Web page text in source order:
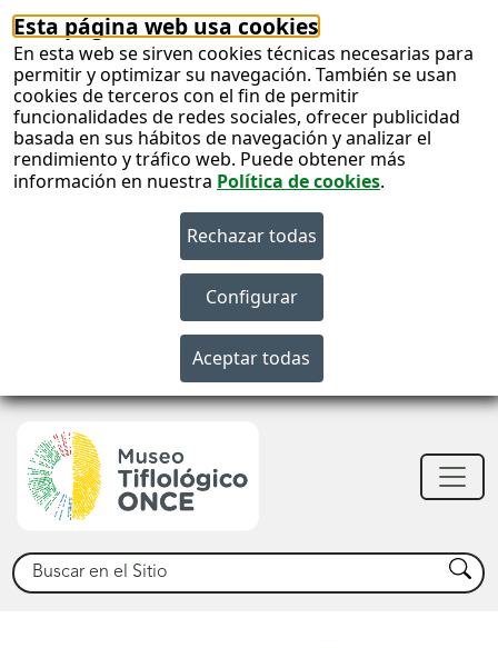
Esta página web usa cookies
En esta web se sirven cookies técnicas necesarias para
permitir y optimizar su navegación. También se usan
cookies de terceros con el fin de permitir
funcionalidades de redes sociales, ofrecer publicidad
basada en sus hábitos de navegación y analizar el
rendimiento y tráfico web. Puede obtener más
información en nuestra Política de cookies.
Buscar Buscar